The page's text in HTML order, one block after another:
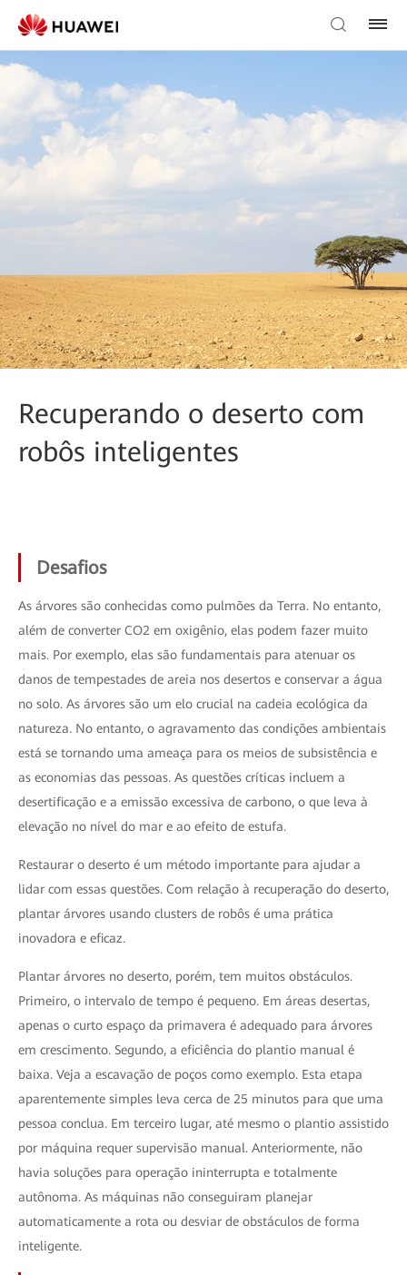
Recuperando o deserto com
robôs inteligentes
Desafios
As árvores são conhecidas como pulmões da Terra. No entanto,
além de converter CO2 em oxigênio, elas podem fazer muito
mais. Por exemplo, elas são fundamentais para atenuar os
danos de tempestades de areia nos desertos e conservar a água
no solo. As árvores são um elo crucial na cadeia ecológica da
natureza. No entanto, o agravamento das condições ambientais
está se tornando uma ameaça para os meios de subsistência e
as economias das pessoas. As questões críticas incluem a
desertificação e a emissão excessiva de carbono, o que leva à
elevação no nível do mar e ao efeito de estufa.
Restaurar o deserto é um método importante para ajudar a
lidar com essas questões. Com relação à recuperação do deserto,
plantar árvores usando clusters de robôs é uma prática
inovadora e eficaz.
Plantar árvores no deserto, porém, tem muitos obstáculos.
Primeiro, o intervalo de tempo é pequeno. Em áreas desertas,
apenas o curto espaço da primavera é adequado para árvores
em crescimento. Segundo, a eficiência do plantio manual é
baixa. Veja a escavação de poços como exemplo. Esta etapa
aparentemente simples leva cerca de 25 minutos para que uma
pessoa conclua. Em terceiro lugar, até mesmo o plantio assistido
por máquina requer supervisão manual. Anteriormente, não
havia soluções para operação ininterrupta e totalmente
autônoma. As máquinas não conseguiram planejar
automaticamente a rota ou desviar de obstáculos de forma
inteligente.